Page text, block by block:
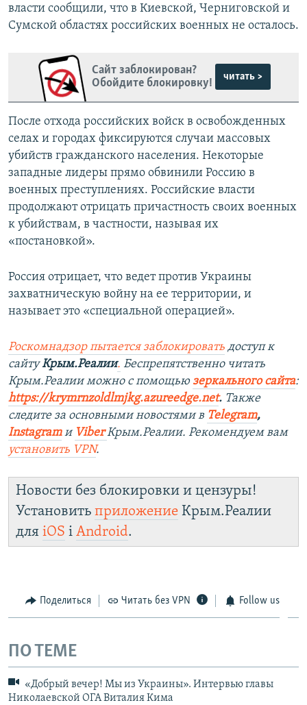
власти сообщили, что в Киевской, Черниговской и
Сумской областях российских военных не осталось.
Сайт заблокирован?
Обойдите блокировку!
читать >
После отхода российских войск в освобожденных
селах и городах фиксируются случаи массовых
убийств гражданского населения. Некоторые
западные лидеры прямо обвинили Россию в
военных преступлениях. Российские власти
продолжают отрицать причастность своих военных
к убийствам, в частности, называя их
«постановкой».
Россия отрицает, что ведет против Украины
захватническую войну на ее территории, и
называет это «специальной операцией».
Роскомнадзор пытается заблокировать доступ к
сайту Крым.Реалии. Беспрепятственно читать
Крым.Реалии можно с помощью зеркального сайта:
https://krymrnzoldlmjkg.azureedge.net. Также
следите за основными новостями в Telegram,
Instagram и ViberКрым.Реалии. Рекомендуем вам
установить VPN.
Новости без блокировки и цензуры!
Установить приложение Крым.Реалии
для iOS і Android.
Поделиться Читать без VPN Follow us
ПО ТЕМЕ
«Добрый вечер! Мы из Украины». Интервью главы
Николаевской ОГА Виталия Кима